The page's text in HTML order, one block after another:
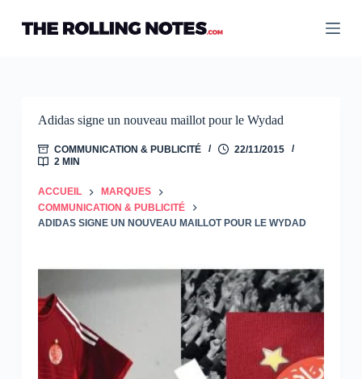
contenu
Adidas signe un nouveau maillot pour le Wydad
COMMUNICATION & PUBLICITÉ
22/11/2015
2 MIN
ACCUEIL
MARQUES
COMMUNICATION & PUBLICITÉ
ADIDAS SIGNE UN NOUVEAU MAILLOT POUR LE WYDAD